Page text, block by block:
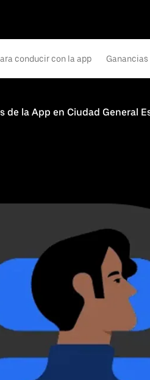
conducir con la app Ganancias
la App en Ciudad General